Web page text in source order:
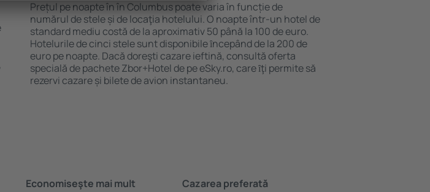
Prețul pe noapte în în Columbus poate varia în funcție de
numărul de stele și de locaţia hotelului. O noapte într-un hotel de
standard mediu costă de la aproximativ 50 până la 100 de euro.
Hotelurile de cinci stele sunt disponibile ȋncepând de la 200 de
euro pe noapte. Dacă doreşti cazare ieftină, consultă oferta
specială de pachete Zbor+Hotel de pe eSky.ro, care ȋţi permite să
rezervi cazare și bilete de avion instantaneu.
Economiseşte mai mult Cazarea preferată